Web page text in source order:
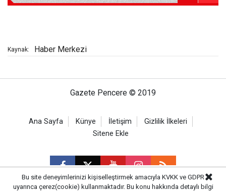
Kaynak: Haber Merkezi
Gazete Pencere © 2019
Ana Sayfa Künye İletişim
Gizlilik İlkeleri
Sitene Ekle
Bu site deneyimlerinizi kişiselleştirmek amacıyla KVKK ve GDPR
uyarınca çerez(cookie) kullanmaktadır. Bu konu hakkında detaylı bilgi